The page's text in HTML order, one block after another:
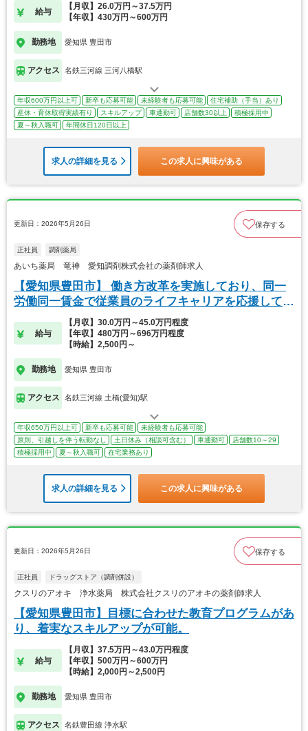
給与
【月収】26.0万円～37.5万円
【年収】430万円～600万円
勤務地 愛知県 豊田市
アクセス 名鉄三河線 三河八橋駅
年収600万円以上可 新卒も応募可能 未経験者も応募可能
住宅補助（手当）あり
産休・育休取得実績有り
スキルアップ 車通勤可 店舗数30以上
積極採用中
夏～秋入職可
年間休日120日以上
求人の詳細を見る この求人に興味がある
更新日：2026年5月26日 保存する
正社員 調剤薬局
あいち薬局 竜神 愛知調剤株式会社の薬剤師求人
【愛知県豊田市】 働き方改革を実施しており、同一
労働同一賃金で従業員のライフキャリアを応援してま
給与
【月収】30.0万円～45.0万円程度
【年収】480万円～696万円程度
【時給】2,500円～
勤務地 愛知県 豊田市
アクセス 名鉄三河線 土橋(愛知)駅
年収650万円以上可 新卒も応募可能
未経験者も応募可能
原則、引越しを伴う転勤なし
土日休み（相談可含む） 車通勤可
店舗数10～29
積極採用中
夏～秋入職可 在宅業務あり
求人の詳細を見る この求人に興味がある
更新日：2026年5月26日 保存する
正社員 ドラッグストア（調剤併設）
クスリのアオキ 浄水薬局 株式会社クスリのアオキの薬剤師求人
【愛知県豊田市】目標に合わせた教育プログラムがあ
り、着実なスキルアップが可能。
給与
【月収】37.5万円～43.0万円程度
【年収】500万円～600万円
【時給】2,000円～2,500円
勤務地 愛知県 豊田市
アクセス 名鉄豊田線 浄水駅